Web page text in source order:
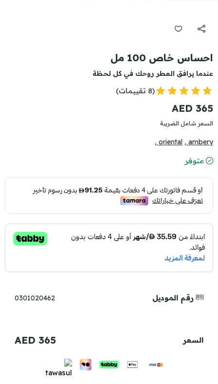
احساس خاص 100 مل
عندما يرافق العطر روحك في كل لحظة
(8 تقييمات)
365 AED
السعر شامل الضريبة
ambery ,
oriental ,
متوفر
رقم الموديل 0301020462
السعر 365 AED